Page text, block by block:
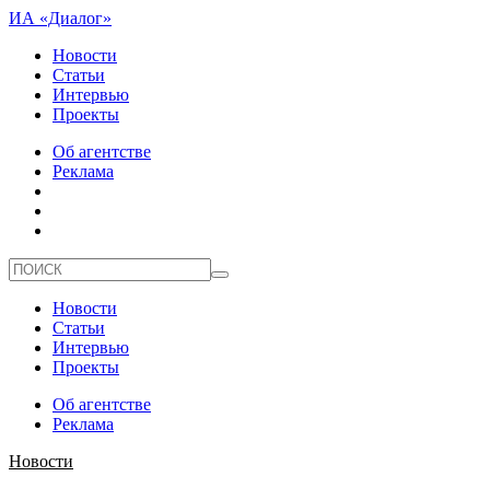
ИА «Диалог»
Новости
Статьи
Интервью
Проекты
Об агентстве
Реклама
Новости
Статьи
Интервью
Проекты
Об агентстве
Реклама
Новости